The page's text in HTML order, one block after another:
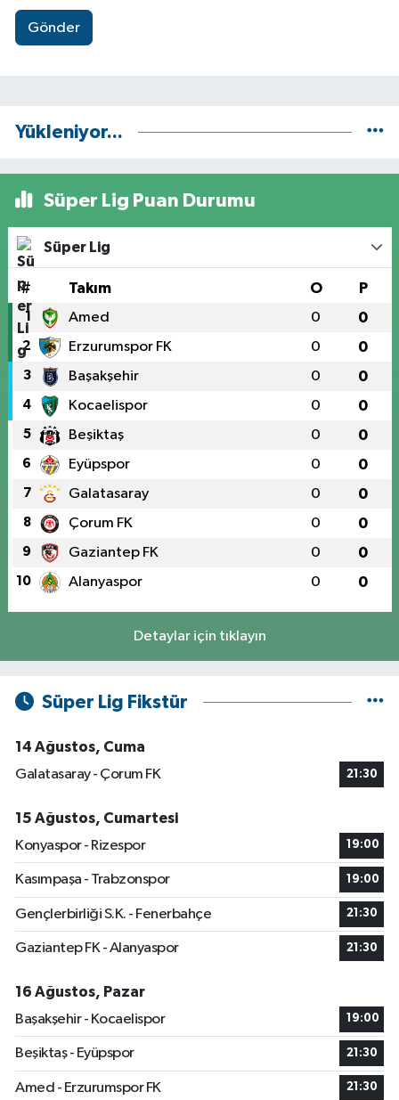
Gönder
Yükleniyor...
Süper Lig Puan Durumu
Süper Lig
# Takım O P
1 Amed 0 0
2 Erzurumspor FK 0 0
3 Başakşehir 0 0
4 Kocaelispor 0 0
5 Beşiktaş 0 0
6 Eyüpspor 0 0
7 Galatasaray 0 0
8 Çorum FK 0 0
9 Gaziantep FK 0 0
10 Alanyaspor 0 0
Detaylar için tıklayın
Süper Lig Fikstür
14 Ağustos, Cuma
Galatasaray - Çorum FK
21:30
15 Ağustos, Cumartesi
Konyaspor - Rizespor
19:00
Kasımpaşa - Trabzonspor 19:00
Gençlerbirliği S.K. - Fenerbahçe 21:30
Gaziantep FK - Alanyaspor 21:30
16 Ağustos, Pazar
Başakşehir - Kocaelispor
19:00
Beşiktaş - Eyüpspor 21:30
Amed - Erzurumspor FK 21:30